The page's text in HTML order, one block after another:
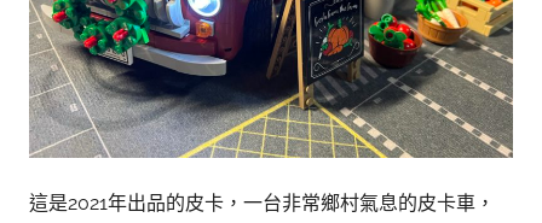
這是2021年出品的皮卡，一台非常鄉村氣息的皮卡車，